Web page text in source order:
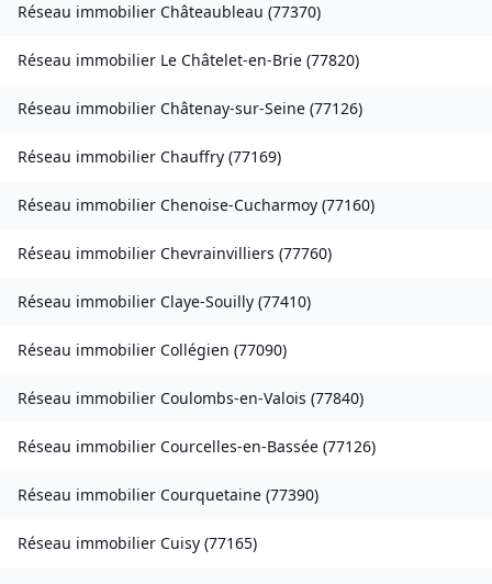
Réseau immobilier Châteaubleau (77370)
Réseau immobilier Le Châtelet-en-Brie (77820)
Réseau immobilier Châtenay-sur-Seine (77126)
Réseau immobilier Chauffry (77169)
Réseau immobilier Chenoise-Cucharmoy (77160)
Réseau immobilier Chevrainvilliers (77760)
Réseau immobilier Claye-Souilly (77410)
Réseau immobilier Collégien (77090)
Réseau immobilier Coulombs-en-Valois (77840)
Réseau immobilier Courcelles-en-Bassée (77126)
Réseau immobilier Courquetaine (77390)
Réseau immobilier Cuisy (77165)